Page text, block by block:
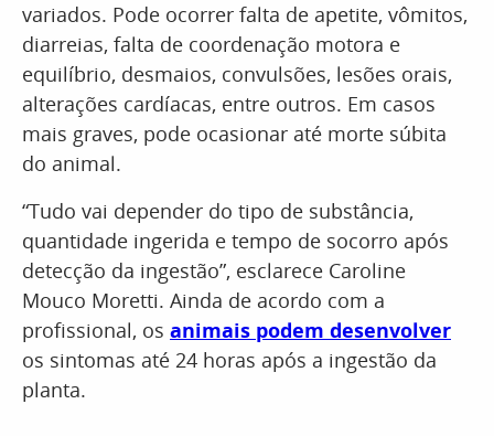
variados. Pode ocorrer falta de apetite, vômitos,
diarreias, falta de coordenação motora e
equilíbrio, desmaios, convulsões, lesões orais,
alterações cardíacas, entre outros. Em casos
mais graves, pode ocasionar até morte súbita
do animal.
“Tudo vai depender do tipo de substância,
quantidade ingerida e tempo de socorro após
detecção da ingestão”, esclarece Caroline
Mouco Moretti. Ainda de acordo com a
profissional, os animais podem desenvolver
os sintomas até 24 horas após a ingestão da
planta.